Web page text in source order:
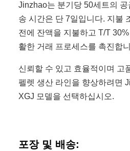
Jinzhao는 분기당 50세트의 공
송 시간은 단 7일입니다. 지불
전에 잔액을 지불하고 T/T
활한 거래 프로세스를 촉진합
신뢰할 수 있고 효율적이며 고
펠렛 생산 라인을 향상하려면
XGJ 모델을 선택하십시오.
포장 및 배송: